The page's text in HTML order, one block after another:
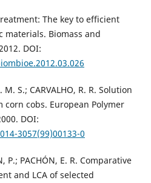
The key to efficient
Biomass and
DOI:
M. S.; CARVALHO, R. R. Solution
cobs. European Polymer
DOI:
3057(99)00133-0
P.; PACHÓN, E. R. Comparative
and LCA of selected